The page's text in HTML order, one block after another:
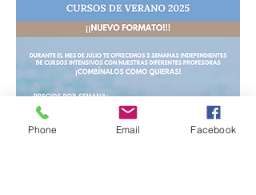
Phone Email Facebook